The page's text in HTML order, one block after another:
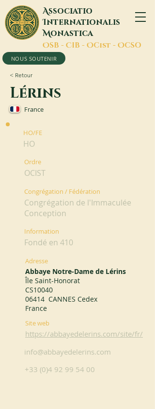
Associatio
Internationalis
Monastica
OSB - CIB - OCist - OCSO
NOUS SOUTENIR
< Retour
Lérins
France
HO/FE
HO
Ordre
OCIST
Congrégation / Fédération
Congrégation de l'Immaculée
Conception
Information
Fondé en 410
Adresse
Abbaye Notre-Dame de Lérins
Île Saint-Honorat
CS10040
06414 CANNES Cedex
France
Site web
https://abbayedelerins.com/site/fr/
info@abbayedelerins.com
+33 (0)4 92 99 54 00